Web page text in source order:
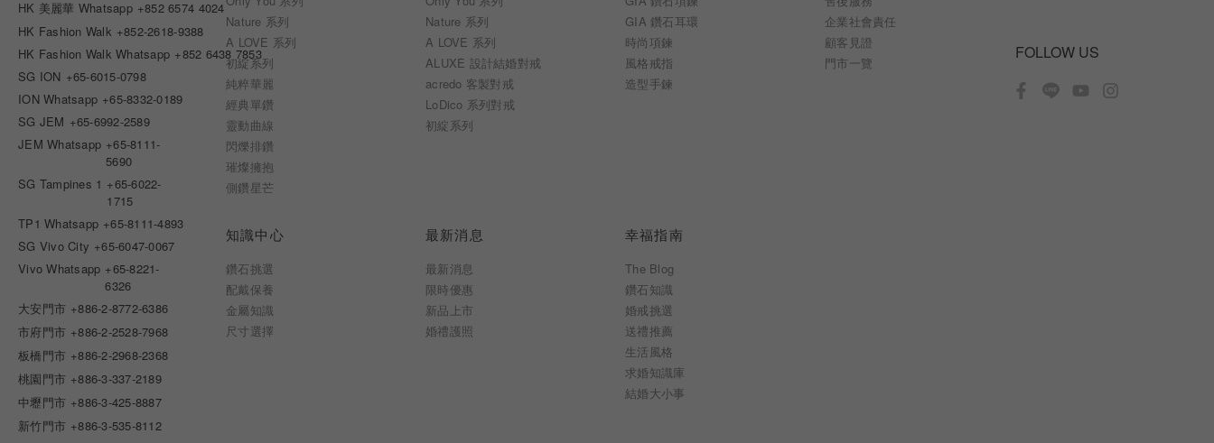
HK 美麗華 Whatsapp +852 6574 4024
HK Fashion Walk +852-2618-9388
HK Fashion Walk Whatsapp +852 6438 7853
SG ION +65-6015-0798
ION Whatsapp +65-8332-0189
SG JEM +65-6992-2589
JEM Whatsapp +65-8111-
5690
SG Tampines 1 +65-6022-
1715
TP1 Whatsapp +65-8111-4893
SG Vivo City +65-6047-0067
Vivo Whatsapp +65-8221-
6326
大安門市 +886-2-8772-6386
市府門市 +886-2-2528-7968
板橋門市 +886-2-2968-2368
桃園門市 +886-3-337-2189
中壢門市 +886-3-425-8887
新竹門市 +886-3-535-8112
Nature 系列
A LOVE 系列
初綻系列
純粹華麗
經典單鑽
靈動曲線
閃爍排鑽
璀燦擁抱
側鑽星芒
Nature 系列
A LOVE 系列
ALUXE 設計結婚對戒
acredo 客製對戒
LoDico 系列對戒
初綻系列
GIA 鑽石耳環
時尚項鍊
風格戒指
造型手鍊
企業社會責任
顧客見證
門市一覽
知識中心
鑽石挑選
配戴保養
金屬知識
尺寸選擇
最新消息
最新消息
限時優惠
新品上市
婚禮護照
幸福指南
The Blog
鑽石知識
婚戒挑選
送禮推薦
生活風格
求婚知識庫
結婚大小事
FOLLOW US